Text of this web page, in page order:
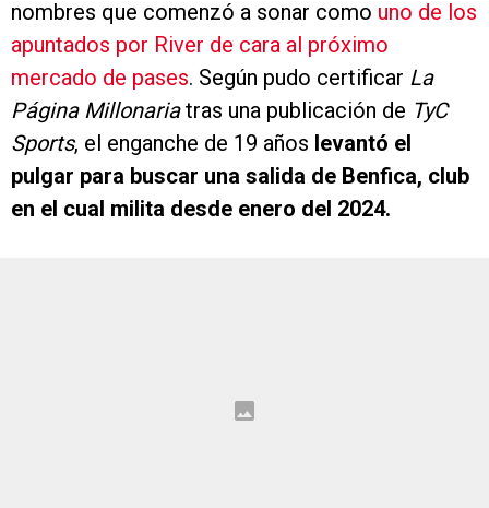
nombres que comenzó a sonar como uno de los
apuntados por River de cara al próximo
mercado de pases. Según pudo certificar La
Página Millonariatras una publicación de TyC
Sports, el enganche de 19 años levantó el
pulgar para buscar una salida de Benfica, club
en el cual milita desde enero del 2024.